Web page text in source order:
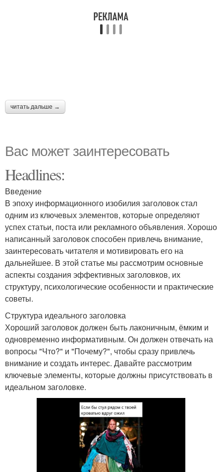
читать дальше →
Вас может заинтересовать
Headlines:
Введение
В эпоху информационного изобилия заголовок стал
одним из ключевых элементов, которые определяют
успех статьи, поста или рекламного объявления. Хорошо
написанный заголовок способен привлечь внимание,
заинтересовать читателя и мотивировать его на
дальнейшее. В этой статье мы рассмотрим основные
аспекты создания эффективных заголовков, их
структуру, психологические особенности и практические
советы.
Структура идеального заголовка
Хороший заголовок должен быть лаконичным, ёмким и
одновременно информативным. Он должен отвечать на
вопросы "Что?" и "Почему?", чтобы сразу привлечь
внимание и создать интерес. Давайте рассмотрим
ключевые элементы, которые должны присутствовать в
идеальном заголовке.